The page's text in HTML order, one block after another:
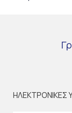
ΗΛΕΚΤΡΟΝΙΚΕΣ